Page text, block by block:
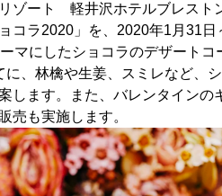
ゾート 軽井沢ホテルブレスト
コラ2020」を、2020年1月31日
マにしたショコラのデザートコ
、林檎や生姜、スミレなど、
します。また、バレンタインの
売も実施します。